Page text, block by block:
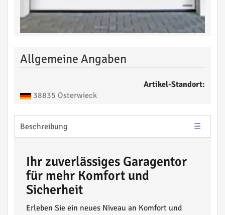
Allgemeine Angaben
Artikel-Standort:
38835 Osterwieck
Beschreibung
Ihr zuverlässiges Garagentor
für mehr Komfort und
Sicherheit
Erleben Sie ein neues Niveau an Komfort und